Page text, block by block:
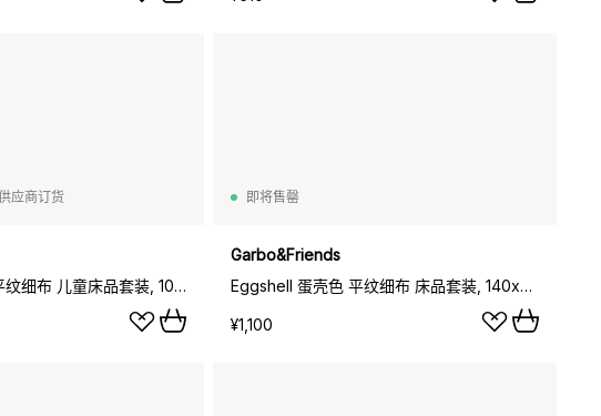
应商订货
Blueberry 蓝莓 平纹细布 儿童床品套装, 100x135cm_40x60cm
即将售罄
Garbo&Friends
Eggshell 蛋壳色 平纹细布 床品套装, 140x200cm_50x70cm
¥1,100